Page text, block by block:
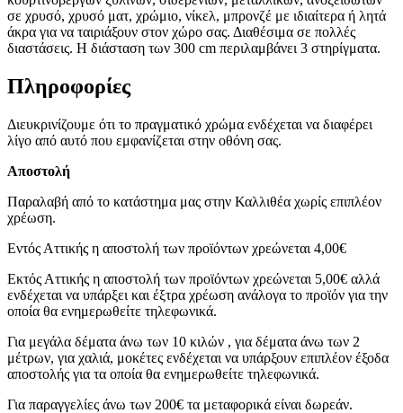
σε χρυσό, χρυσό ματ, χρώμιο, νίκελ, μπρονζέ με ιδιαίτερα ή λητά
άκρα για να ταιριάξουν στον χώρο σας. Διαθέσιμα σε πολλές
διαστάσεις. Η διάσταση των 300 cm περιλαμβάνει 3 στηρίγματα.
Πληροφορίες
Διευκρινίζουμε ότι το πραγματικό χρώμα ενδέχεται να διαφέρει
λίγο από αυτό που εμφανίζεται στην οθόνη σας.
Αποστολή
Παραλαβή από το κατάστημα μας στην Καλλιθέα χωρίς επιπλέον
χρέωση.
Εντός Αττικής η αποστολή των προϊόντων χρεώνεται 4,00€
Εκτός Αττικής η αποστολή των προϊόντων χρεώνεται 5,00€ αλλά
ενδέχεται να υπάρξει και έξτρα χρέωση ανάλογα το προϊόν για την
οποία θα ενημερωθείτε τηλεφωνικά.
Για μεγάλα δέματα άνω των 10 κιλών , για δέματα άνω των 2
μέτρων, για χαλιά, μοκέτες ενδέχεται να υπάρξουν επιπλέον έξοδα
αποστολής για τα οποία θα ενημερωθείτε τηλεφωνικά.
Για παραγγελίες άνω των 200€ τα μεταφορικά είναι δωρεάν.